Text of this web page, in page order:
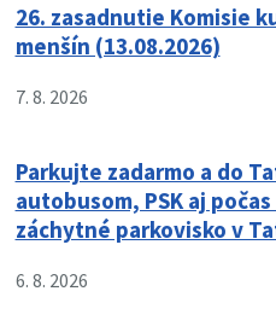
26. zasadnutie Komisie
menšín (13.08.2026)
7. 8. 2026
Parkujte zadarmo a do
autobusom, PSK aj
záchytné parkovisko v
6. 8. 2026